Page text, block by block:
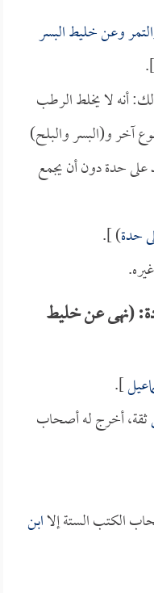
وعن خليط البسر
أنه لا يخلط الرطب
آخر و(البسر والبلح)
على حدة دون أن يجمع
حدة) ].
(نهى عن خليط
].
ثقة، أخرج له أصحاب
الكتب الستة إلاابن